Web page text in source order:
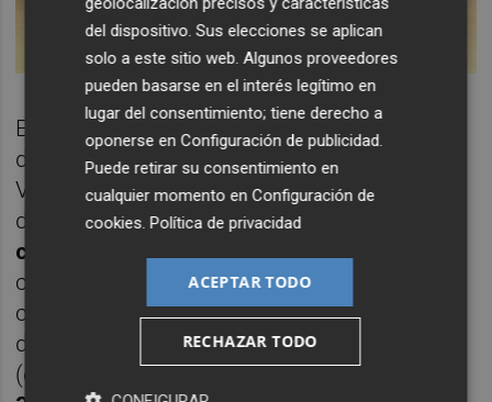
En tot cas, on més transformacions
detectava Carsí era en la mateixa ciutat, la
València històrica, que descrivia a la manera
d’una guia, bo i documentant
confiteries, 6 pastisseries(entre les quals,
com destaca Rafael Solaz, la del Tossal
continua en el mateix lloc des de fa quasi
dos-cents anys),13 gelateries-xocolateries
(en funció de l’època de l’any),28 posades,
del dispositivo. Sus elecciones se aplican
solo a este sitio web. Algunos proveedores
pueden basarse en el interés legítimo en
lugar del consentimiento; tiene derecho a
oponerse enConfiguración de publicidad.
Puede retirar su consentimiento en
cualquier momento enConfiguración de
cookies.Política de privacidad
ACEPTAR TODO
RECHAZAR TODO